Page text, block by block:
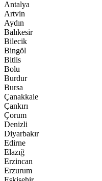
Antalya
Artvin
Aydın
Balıkesir
Bilecik
Bingöl
Bitlis
Bolu
Burdur
Bursa
Çanakkale
Çankırı
Çorum
Denizli
Diyarbakır
Edirne
Elazığ
Erzincan
Erzurum